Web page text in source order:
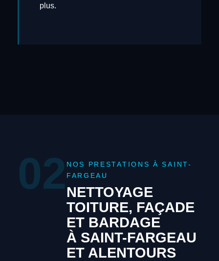
plus.
02 NOS PRESTATIONS À SAINT-
FARGEAU
NETTOYAGE
TOITURE, FAÇADE
ET BARDAGE
À SAINT-FARGEAU
ET ALENTOURS